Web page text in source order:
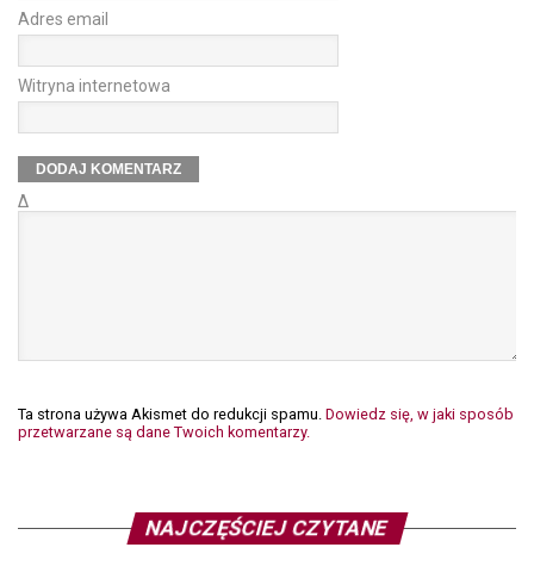
Adres email
Witryna internetowa
Δ
Ta strona używa Akismet do redukcji spamu. Dowiedz się, w jaki sposób
przetwarzane są dane Twoich komentarzy.
NAJCZĘŚCIEJ CZYTANE